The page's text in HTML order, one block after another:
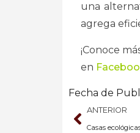
una
agrega
¡Conoce
en
Fecha de
ANTERIOR
Casas